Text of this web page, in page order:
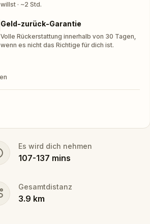
willst · ~2 Std.
Geld-zurück-Garantie
Volle Rückerstattung innerhalb von 30 Tagen,
wenn es nicht das Richtige für dich ist.
Es wird dich nehmen
107-137 mins
Gesamtdistanz
3.9 km